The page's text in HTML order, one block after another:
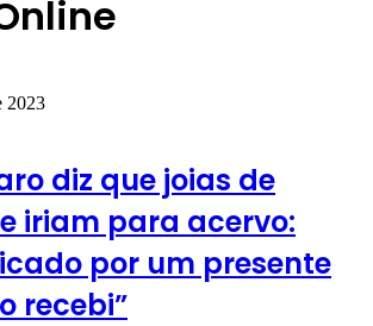
2023
diz que joias de
iriam para acervo:
por um presente
recebi”